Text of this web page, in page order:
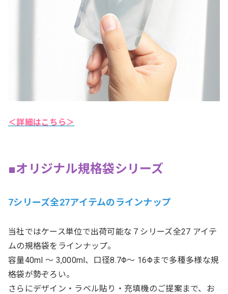
＜詳細はこちら＞
■オリジナル規格袋シリーズ
7シリーズ全27アイテムのラインナップ
当社ではケース単位で出荷可能な７シリーズ全27 アイテ
ムの規格袋をラインナップ。
容量40ml ～ 3,000ml、口径8.7Φ～ 16Φまで多種多様な規
格袋が勢ぞろい。
さらにデザイン・ラベル貼り・充填機のご提案まで、お